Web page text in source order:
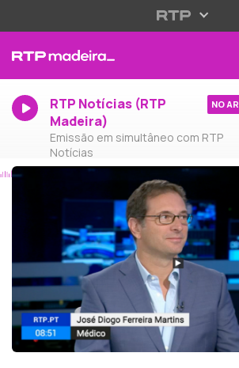
RTP Notícias (RTP
Madeira)
Emissão em simultâneo com RTP
Notícias
NO AR